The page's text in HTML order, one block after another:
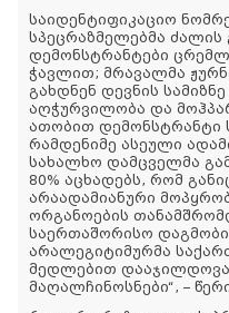
საიდენტიფიკაციო
სპეცრაზმელებმა
დემონსტრანტები
ჭავლით; მრავალმა
გახდნენ დევნის
აღჭურვილობა და
ათობით დემონსტრანტი
რამდენიმე ასეული
სახალხო დამცველმა
80% აცხადებს, რომ
არაადამიანური
ორგანოების
საერთაშორისო
არალეგიტიმურმა
მედლებით დააჯილდოვა
მაღალჩინოსნები“, –